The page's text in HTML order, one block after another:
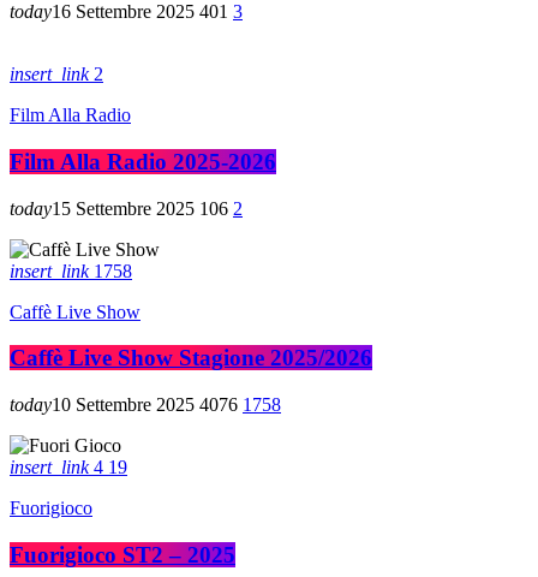
today16 Settembre 2025 401 3
insert_link 2
Film Alla Radio
Film Alla Radio 2025-2026
today15 Settembre 2025 106 2
insert_link 1758
Caffè Live Show
Caffè Live Show Stagione 2025/2026
today10 Settembre 2025 4076 1758
insert_link 4 19
Fuorigioco
Fuorigioco ST2 – 2025